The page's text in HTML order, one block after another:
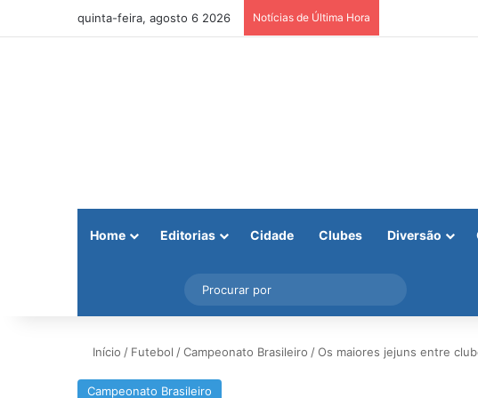
quinta-feira, agosto 6 2026 Notícias de Última Hora
Home Editorias Cidade Clubes Diversão
Instagram
Barra Lateral
por
Início / Futebol /Campeonato Brasileiro /Os maiores jejuns entre
Campeonato Brasileiro